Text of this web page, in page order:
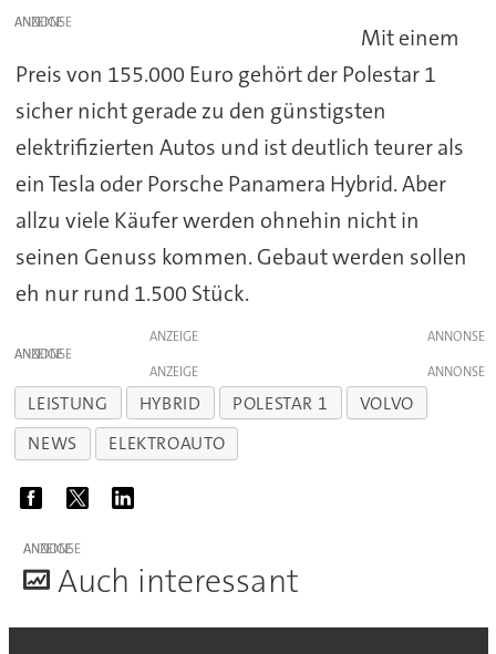
ANZEIGE
Mit einem
Preis von 155.000 Euro gehört der Polestar 1
sicher nicht gerade zu den günstigsten
elektrifizierten Autos und ist deutlich teurer als
ein Tesla oder Porsche Panamera Hybrid. Aber
allzu viele Käufer werden ohnehin nicht in
seinen Genuss kommen. Gebaut werden sollen
eh nur rund 1.500 Stück.
ANZEIGE
ANZEIGE
ANZEIGE
LEISTUNG HYBRID POLESTAR 1
VOLVO
NEWS
ELEKTROAUTO
ANZEIGE
Auch interessant